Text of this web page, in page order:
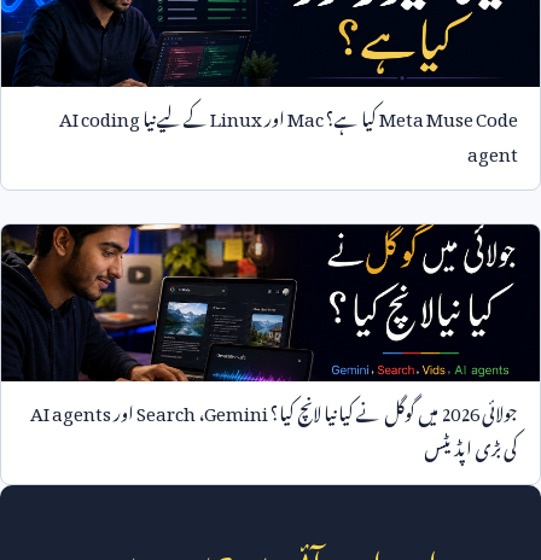
Meta Muse Codeکیا ہے؟MacاورLinuxکے لیے نیاAI coding
agent
جولائی2026میں گوگل نے کیا نیا لانچ کیا؟Gemini،SearchاورAI agents
کی بڑی اپڈیٹس